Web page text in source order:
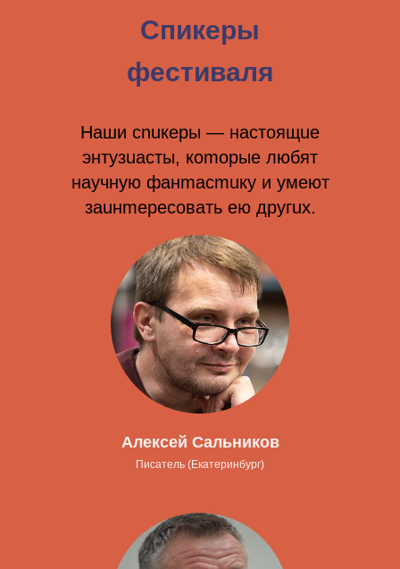
Писатель (Екатеринбург)
Алексей Сальников
Спикеры
фестиваля
Наши сnuкеры — настоящuе
энтузuасты, коmорые любят
научную фанmасmuку и умеют
заuнmересовать ею другuх.